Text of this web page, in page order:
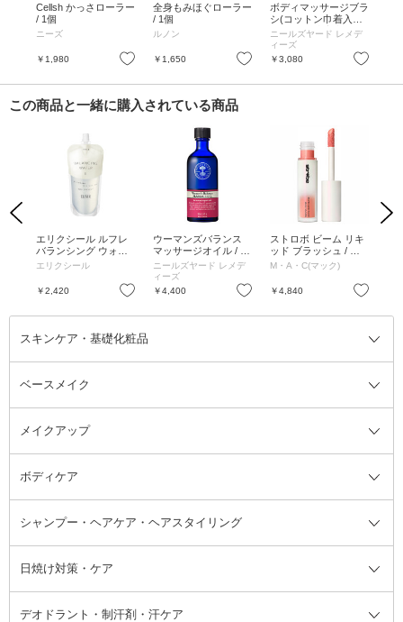
お気に入り
Cellsh かっさローラー
/ 1個
ニーズ
￥1,980 お気に入り
全身もみほぐローラー
/ 1個
ルノン
￥1,650 お気に入り
ボディマッサージブラ
シ(コットン巾着入り)
/ コットン巾着入り
ニールズヤード レメデ
ィーズ
￥3,080
この商品と一緒に購入されている商品
Previous
お気に入り
エリクシール ルフレ
バランシング ウォー
ター II / つめかえ用 / 1
エリクシール
￥2,420 お気に入り
ウーマンズバランス
マッサージオイル / 10
0ml
ニールズヤード レメデ
ィーズ
￥4,400
お気に入り
ストロボ ビーム リキ
ッド ブラッシュ / ア
イス グリーム / 4.3ml
M・A・C(マック)
￥4,840
Next
スキンケア・基礎化粧品
スキンケア・基礎化粧品全て
洗顔料
美容液
オールインワン化粧品 フェイスクリーム
フェイスオイル・バーム
ブースター・導入液
ベースメイク
ベースメイク全て
BBクリーム
コンシーラー ファンデーション
フェイスパウダー
メイクアップ
メイクアップ全て
まつげ美容液 つけまつげ
アイシャドウ
アイブロウ・眉マスカラ
ボディケア
ボディケア全て
ボディソープ・ハンドソープ・石
けん
ボディケア
レッグ・フットケア
シャンプー・ヘアケア・ヘアスタイリング
シャンプー・ヘアケア・ヘアスタ
イリング全て
洗い流さないトリートメント
日焼け対策・ケア
日焼け対策・ケア全て
デオドラント・制汗剤・汗ケア